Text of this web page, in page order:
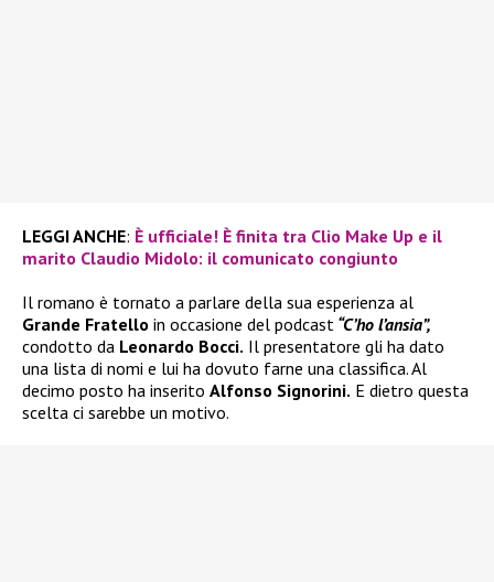
LEGGI ANCHE: È ufficiale! È finita tra Clio Make Up e il
marito Claudio Midolo: il comunicato congiunto
Il romano è tornato a parlare della sua esperienza al
Grande Fratello in occasione del podcast “C’ho l’ansia”,
condotto da Leonardo Bocci. Il presentatore gli ha dato
una lista di nomi e lui ha dovuto farne una classifica. Al
decimo posto ha inserito Alfonso Signorini. E dietro questa
scelta ci sarebbe un motivo.